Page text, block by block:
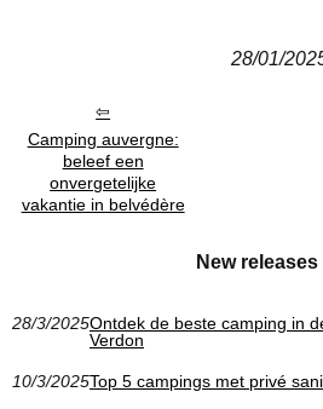
28/01/
Camping auvergne:
beleef een
onvergetelijke
vakantie in belvédère
New releases
28/3/2025Ontdek de beste camping in
Verdon
10/3/2025Top 5 campings met privé